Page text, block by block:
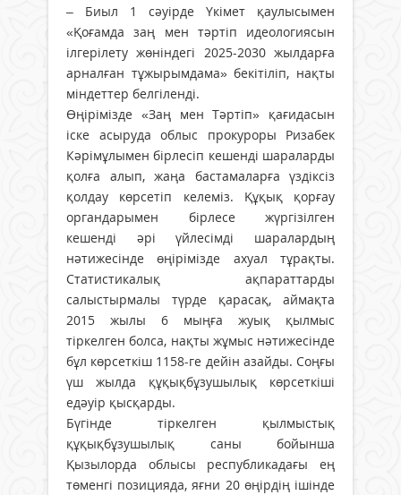
– Биыл 1 сәуірде Үкімет қаулысымен
«Қоғамда заң мен тәртіп идеологиясын
ілгерілету жөніндегі 2025-2030 жылдарға
арналған тұжырымдама» бекітіліп, нақты
міндеттер белгіленді.
Өңірімізде «Заң мен Тәртіп» қағидасын
іске асыруда облыс прокуроры Ризабек
Кәрімұлымен бірлесіп кешенді шараларды
қолға алып, жаңа бастамаларға үздіксіз
қолдау көрсетіп келеміз. Құқық қорғау
органдарымен бірлесе жүргізілген
кешенді әрі үйлесімді шаралардың
нәтижесінде өңірімізде ахуал тұрақты.
Статистикалық ақпараттарды
салыстырмалы түрде қарасақ, аймақта
2015 жылы 6 мыңға жуық қылмыс
тіркелген болса, нақты жұмыс нәтижесінде
бұл көрсеткіш 1158-ге дейін азайды. Соңғы
үш жылда құқықбұзушылық көрсеткіші
едәуір қысқарды.
Бүгінде тіркелген қылмыстық
құқықбұзушылық саны бойынша
Қызылорда облысы республикадағы ең
төменгі позицияда, яғни 20 өңірдің ішінде